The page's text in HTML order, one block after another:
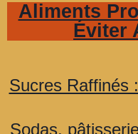
Aliments
Éviter
Sucres Raffinés
Sodas,